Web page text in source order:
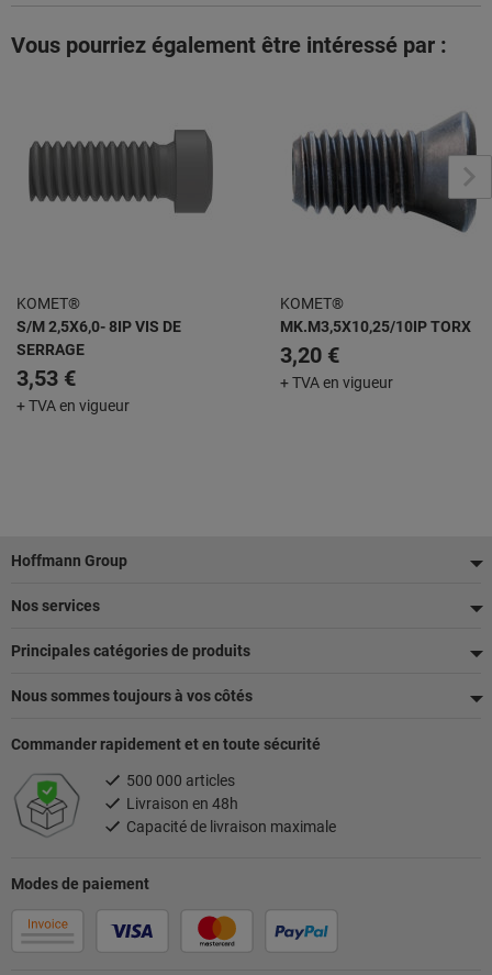
Vous pourriez également être intéressé par :
KOMET®
S/M 2,5X6,0- 8IP VIS DE
SERRAGE
3,53 €
+ TVA en vigueur
KOMET®
MK.M3,5X10,25/10IP TORX
3,20 €
+ TVA en vigueur
Pied
de
page
Hoffmann Group
Nos services
Principales catégories de produits
Nous sommes toujours à vos côtés
Modes de paiement
Commander rapidement et en toute sécurité
500 000 articles
Livraison en 48h
Capacité de livraison maximale